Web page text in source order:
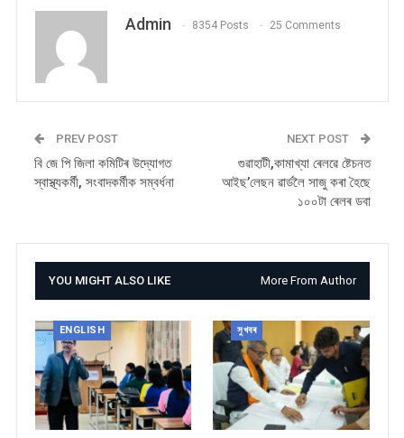
Admin 8354 Posts 25 Comments
PREV POST
বি জে পি জিলা কমিটিৰ উদ্যোগত
স্বাস্থ্যকৰ্মী, সংবাদকৰ্মীক সম্বৰ্ধনা
NEXT POST
গুৱাহাটী,কামাখ্যা ৰেলৱে ষ্টেচনত
আইছ’লেছন ৱাৰ্ডলৈ সাজু কৰা হৈছে
১০০টা ৰেলৰ ডবা
YOU MIGHT ALSO LIKE More From Author
ENGLISH সুখবৰ